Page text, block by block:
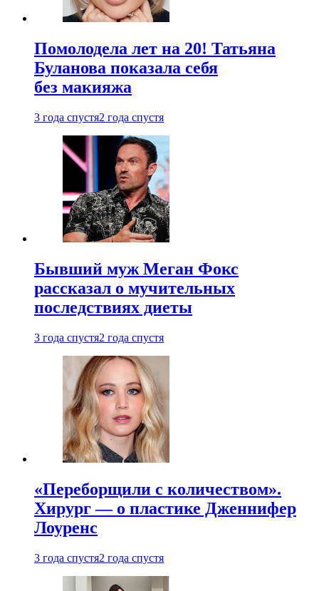
Помолодела лет на 20! Татьяна
Буланова показала себя
без макияжа
3 года спустя2 года спустя
Бывший муж Меган Фокс
рассказал о мучительных
последствиях диеты
3 года спустя2 года спустя
«Переборщили с количеством».
Хирург — о пластике Дженнифер
Лоуренс
3 года спустя2 года спустя